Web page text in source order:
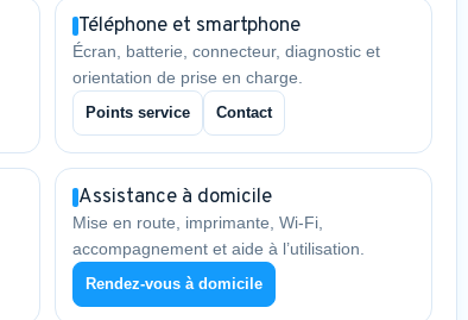
Téléphone et smartphone
Écran, batterie, connecteur, diagnostic et
orientation de prise en charge.
Points service Contact
Assistance à domicile
Mise en route, imprimante, Wi-Fi,
accompagnement et aide à l’utilisation.
Rendez-vous à domicile